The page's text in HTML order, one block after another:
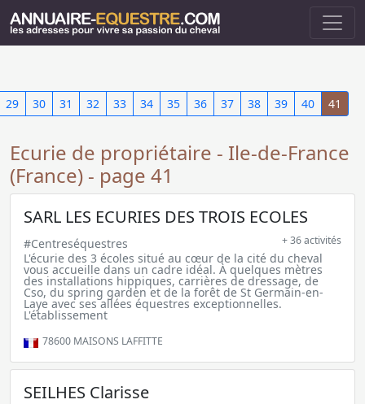
29 30 31 32 33 34 35 36 37 38 39 40 41
Ecurie de propriétaire - Ile-de-France
(France) - page 41
SARL LES ECURIES DES TROIS ECOLES
#Centreséquestres + 36 activités
L'écurie des 3 écoles situé au cœur de la cité du cheval
vous accueille dans un cadre idéal. À quelques mètres
des installations hippiques, carrières de dressage, de
Cso, du spring garden et de la forêt de St Germain-en-
Laye avec ses allées équestres exceptionnelles.
L'établissement
78600 MAISONS LAFFITTE
SEILHES Clarisse